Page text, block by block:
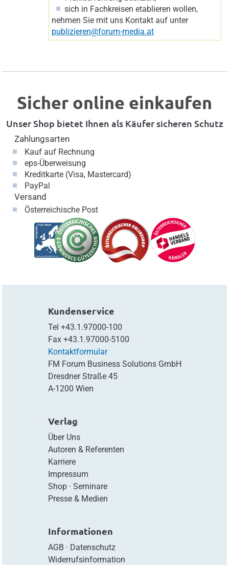
sich in Fachkreisen etablieren wollen,
nehmen Sie mit uns Kontakt auf unter
publizieren@forum-media.at
Sicher online einkaufen
Unser Shop bietet Ihnen als Käufer sicheren Schutz
Zahlungsarten
Kauf auf Rechnung
eps-Überweisung
Kreditkarte (Visa, Mastercard)
PayPal
Versand
Österreichische Post
Kundenservice
Tel +43.1.97000-100
Fax +43.1.97000-5100
Kontaktformular
FM Forum Business Solutions GmbH
Dresdner Straße 45
A-1200 Wien
Verlag
Über Uns
Autoren & Referenten
Karriere
Impressum
Shop· Seminare
Presse & Medien
Informationen
AGB · Datenschutz
Widerrufsinformation